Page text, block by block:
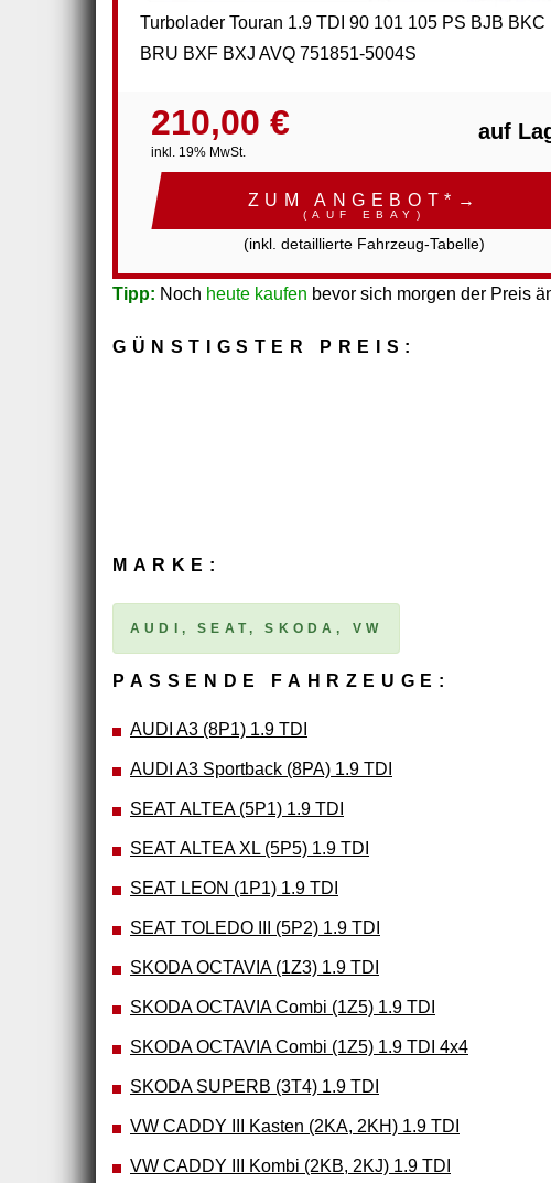
Turbolader Touran 1.9 TDI 90 101 105 PS BJB BKC
BRU BXF BXJ AVQ 751851-5004S
210,00 €
inkl. 19% MwSt.
auf
ZUM ANGEBOT*→
(AUF EBAY)
(inkl. detaillierte Fahrzeug-Tabelle)
Tipp: Noch heute kaufen bevor sich morgen der Preis
GÜNSTIGSTER PREIS:
MARKE:
AUDI, SEAT, SKODA, VW
PASSENDE FAHRZEUGE:
AUDI A3 (8P1) 1.9 TDI
AUDI A3 Sportback (8PA) 1.9 TDI
SEAT ALTEA (5P1) 1.9 TDI
SEAT ALTEA XL (5P5) 1.9 TDI
SEAT LEON (1P1) 1.9 TDI
SEAT TOLEDO III (5P2) 1.9 TDI
SKODA OCTAVIA (1Z3) 1.9 TDI
SKODA OCTAVIA Combi (1Z5) 1.9 TDI
SKODA OCTAVIA Combi (1Z5) 1.9 TDI 4x4
SKODA SUPERB (3T4) 1.9 TDI
VW CADDY III Kasten (2KA, 2KH) 1.9 TDI
VW CADDY III Kombi (2KB, 2KJ) 1.9 TDI